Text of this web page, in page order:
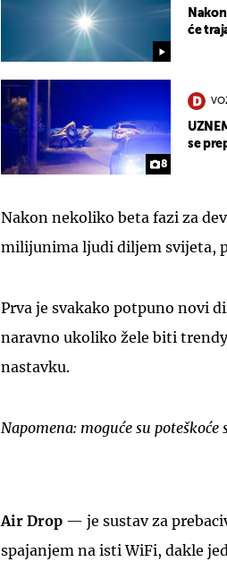
će
8
se
Nakon nekoliko beta fazi za
milijunima ljudi diljem svijeta,
Prva je svakako potpuno novi
naravno ukoliko žele biti
nastavku.
Napomena: moguće su
Air Drop — je sustav za
spajanjem na isti WiFi, dakle